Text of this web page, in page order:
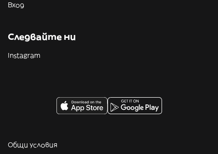
Вход
Следвайте ни
Instagram
Общи условия